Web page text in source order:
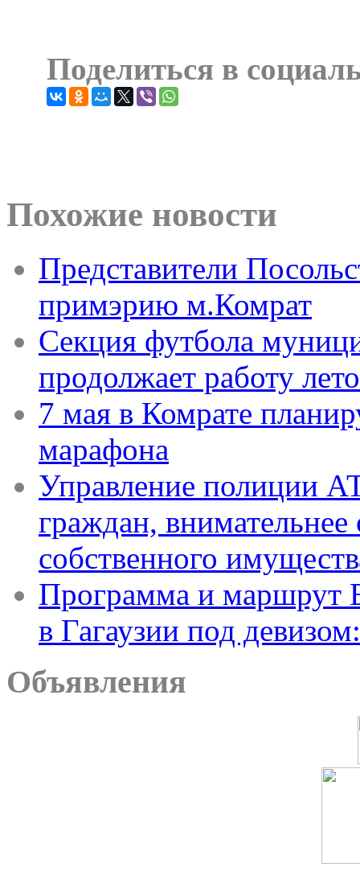
Поделиться в
Похожие новости
Представители
примэрию м.Комрат
Секция футбола
продолжает работу
7 мая в Комрате
марафона
Управление полиции
граждан, внимательнее
собственного
Программа и маршрут
в Гагаузии под
Объявления